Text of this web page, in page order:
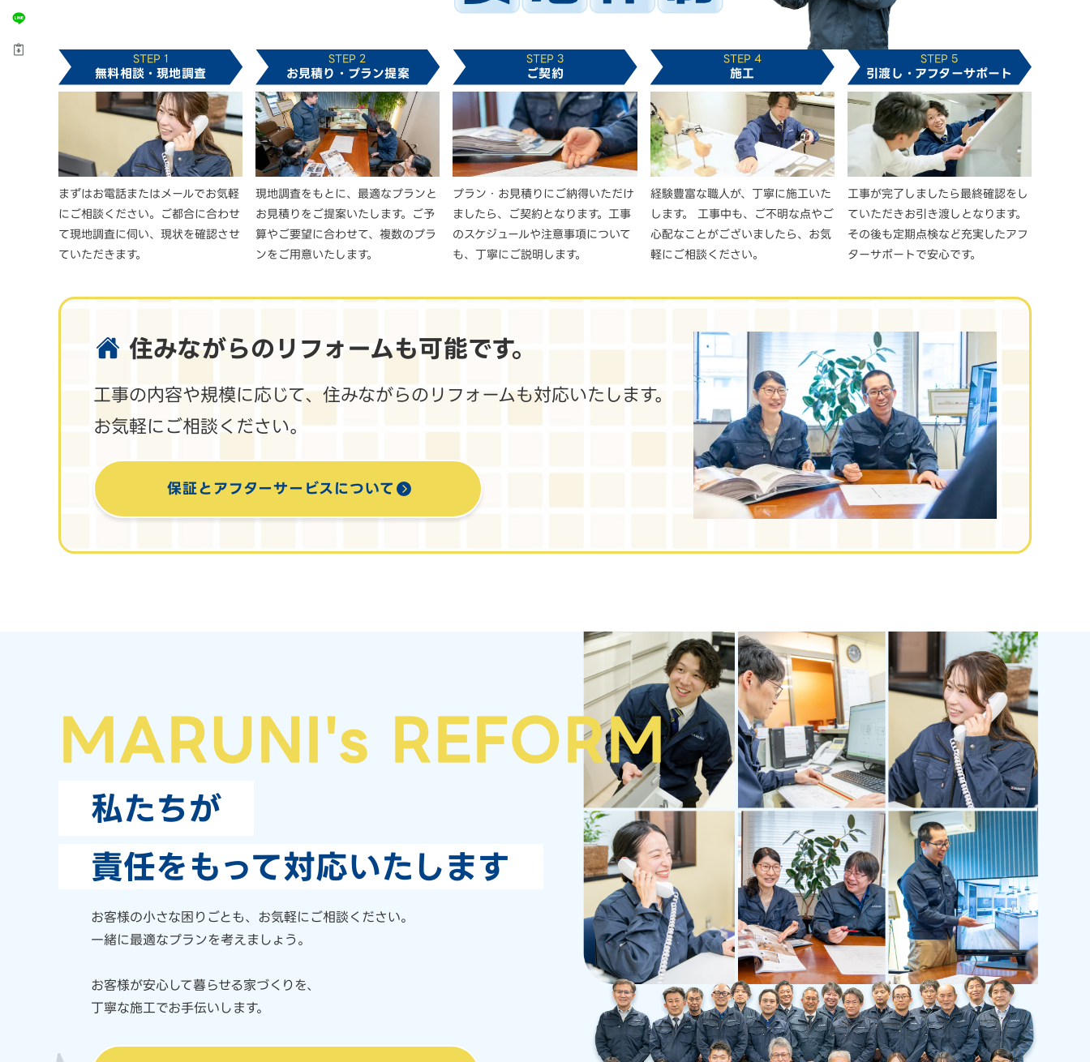
STEP 1
無料相談・現地調査
まずはお電話またはメールでお気軽
にご相談ください。ご都合に合わせ
て現地調査に伺い、現状を確認させ
ていただきます。
STEP 2
お見積り・プラン提案
現地調査をもとに、最適なプランと
お見積りをご提案いたします。ご予
算やご要望に合わせて、複数のプラ
ンをご用意いたします。
STEP 3
ご契約
プラン・お見積りにご納得いただけ
ましたら、ご契約となります。工事
のスケジュールや注意事項について
も、丁寧にご説明します。
STEP 4
施工
経験豊富な職人が、丁寧に施工いた
します。 工事中も、ご不明な点やご
心配なことがございましたら、お気
軽にご相談ください。
STEP 5
引渡し・アフターサポート
工事が完了しましたら最終確認をし
ていただきお引き渡しとなります。
その後も定期点検など充実したアフ
ターサポートで安心です。
住みながらのリフォームも可能です。
工事の内容や規模に応じて、住みながらのリフォームも対応いたします。
お気軽にご相談ください。
保証とアフターサービス について
MARUNI's REFORM
私たちが
責任をもって対応いたします
お客様の小さな困りごとも、 お気軽にご相談ください。
一緒に最適なプランを考えましょう。
お客様が安心して暮らせる家づくりを、
丁寧な施工でお手伝いします。